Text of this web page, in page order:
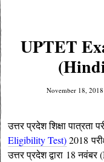
UPTET
November 18, 2018
उत्तर प्रदेश शिक्षा पात्रता
Eligibility Test)2018
उत्तर प्रदेश द्वारा 18